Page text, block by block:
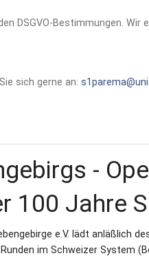
DSGVO-Bestimmungen. Wir
sich gerne an:
-
100 Jahre
e.V. lädt anläßlich
im Schweizer System